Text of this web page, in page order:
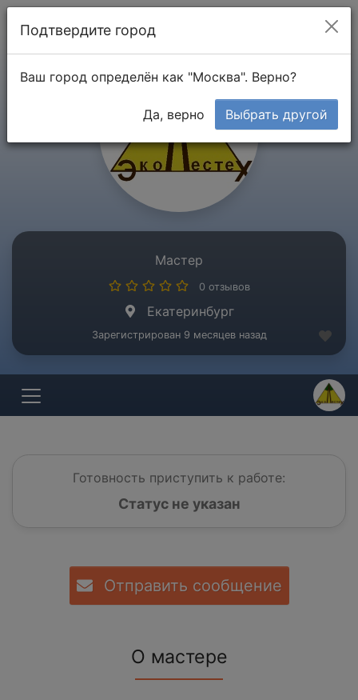
Мастер
0 отзывов
Екатеринбург
Зарегистрирован 9 месяцев назад
Готовность приступить к работе:
Статус не указан
Отправить сообщение
О мастере
Подтвердите город
Ваш город определён как "Москва". Верно?
Да, верно Выбрать другой